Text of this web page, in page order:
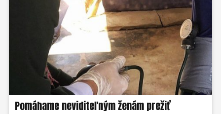
Pomáhame neviditeľným ženám prežiť